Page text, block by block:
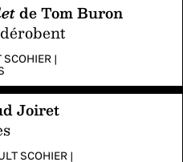
de Tom Buron
SCOHIER |
Joiret
SCOHIER |